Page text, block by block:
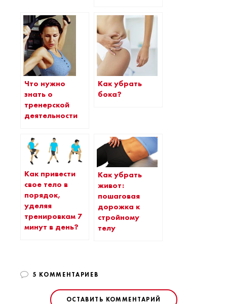
Что нужно
знать о
тренерской
деятельности
Как убрать
бока?
Как привести
свое тело в
порядок,
уделяя
тренировкам 7
минут в день?
Как убрать
живот:
пошаговая
дорожка к
стройному
телу
5 КОММЕНТАРИЕВ
ОСТАВИТЬ КОММЕНТАРИЙ